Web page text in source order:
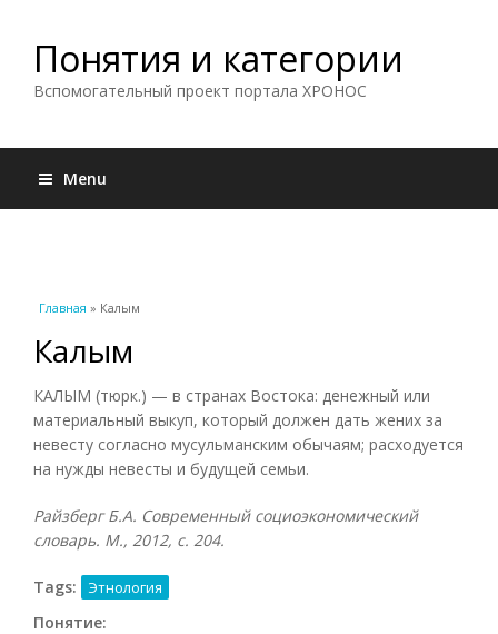
Понятия и категории
Вспомогательный проект портала ХРОНОС
Menu
Вы здесь
Главная » Калым
Калым
КАЛЫМ (тюрк.) — в странах Востока: денежный или
материальный выкуп, который должен дать жених за
невесту согласно мусульманским обычаям; расходуется
на нужды невесты и будущей семьи.
Райзберг Б.А. Современный социоэкономический
словарь. М., 2012, с. 204.
Tags: Этнология
Понятие: